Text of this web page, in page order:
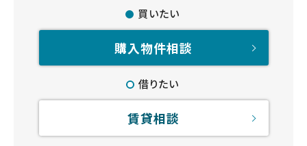
買いたい
購入物件相談
借りたい
賃貸相談